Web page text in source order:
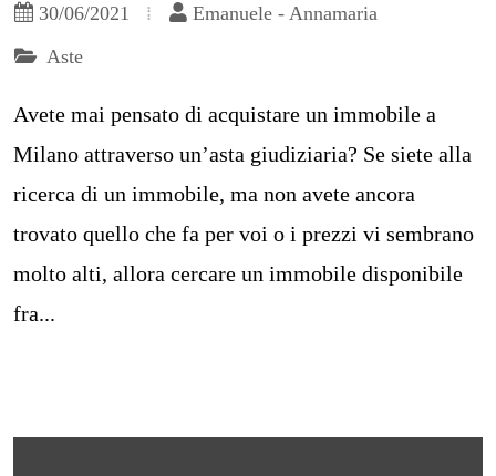
30/06/2021
Emanuele - Annamaria
Aste
Avete mai pensato di acquistare un immobile a
Milano attraverso un’asta giudiziaria? Se siete alla
ricerca di un immobile, ma non avete ancora
trovato quello che fa per voi o i prezzi vi sembrano
molto alti, allora cercare un immobile disponibile
fra...